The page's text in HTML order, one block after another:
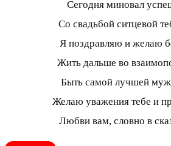
Сегодня миновал
Со свадьбой ситцевой
Я поздравляю и желаю
Жить дальше во
Быть самой лучшей
Желаю уважения тебе и
Любви вам, словно в